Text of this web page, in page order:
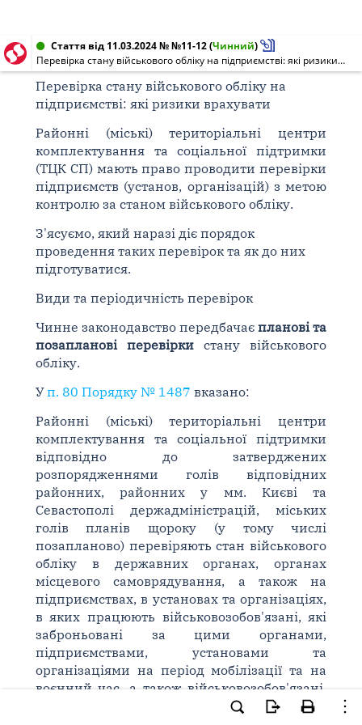
Стаття від 11.03.2024 № №11-12(Чинний)
Перевірка стану військового обліку на підприємстві: які ризики врахувати
Перевірка стану військового обліку на
підприємстві: які ризики врахувати
Районні (міські) територіальні центри
комплектування та соціальної підтримки
(ТЦК СП) мають право проводити перевірки
підприємств (установ, організацій) з метою
контролю за станом військового обліку.
З'ясуємо, який наразі діє порядок
проведення таких перевірок та як до них
підготуватися.
Види та періодичність перевірок
Чинне законодавство передбачаєпланові та
позапланові перевіркистану військового
обліку.
Уп. 80 Порядку № 1487 вказано:
Районні (міські) територіальні центри
комплектування та соціальної підтримки
відповідно до затверджених
розпорядженнями голів відповідних
районних, районних у мм. Києві та
Севастополі держадміністрацій, міських
голів планів щороку (у тому числі
позапланово) перевіряють стан військового
обліку в державних органах, органах
місцевого самоврядування, а також на
підприємствах, в установах та організаціях,
в яких працюють військовозобов'язані, які
заброньовані за цими органами,
підприємствами, установами та
організаціями на період мобілізації та на
воєнний час, а також військовозобов'язані,
яким видані мобілізаційні розпорядження.